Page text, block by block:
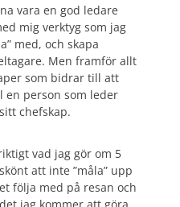
vara en god ledare
mig verktyg som jag
med, och skapa
Men framför allt
som bidrar till att
en person som leder
chefskap.
vad jag gör om 5
att inte ”måla” upp
följa med på resan och